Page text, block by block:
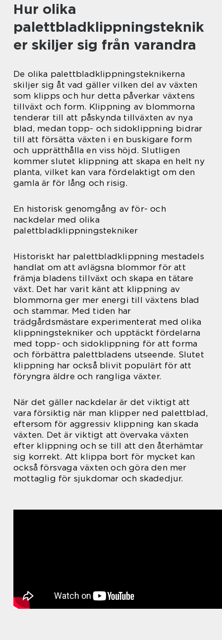
Hur olika
palettbladklippningsteknik
er skiljer sig från varandra
De olika palettbladklippningsteknikerna
skiljer sig åt vad gäller vilken del av växten
som klipps och hur detta påverkar växtens
tillväxt och form. Klippning av blommorna
tenderar till att påskynda tillväxten av nya
blad, medan topp- och sidoklippning bidrar
till att försätta växten i en buskigare form
och upprätthålla en viss höjd. Slutligen
kommer slutet klippning att skapa en helt ny
planta, vilket kan vara fördelaktigt om den
gamla är för lång och risig.
En historisk genomgång av för- och
nackdelar med olika
palettbladklippningstekniker
Historiskt har palettbladklippning mestadels
handlat om att avlägsna blommor för att
främja bladens tillväxt och skapa en tätare
växt. Det har varit känt att klippning av
blommorna ger mer energi till växtens blad
och stammar. Med tiden har
trädgårdsmästare experimenterat med olika
klippningstekniker och upptäckt fördelarna
med topp- och sidoklippning för att forma
och förbättra palettbladens utseende. Slutet
klippning har också blivit populärt för att
föryngra äldre och rangliga växter.
När det gäller nackdelar är det viktigt att
vara försiktig när man klipper ned palettblad,
eftersom för aggressiv klippning kan skada
växten. Det är viktigt att övervaka växten
efter klippning och se till att den återhämtar
sig korrekt. Att klippa bort för mycket kan
också försvaga växten och göra den mer
mottaglig för sjukdomar och skadedjur.